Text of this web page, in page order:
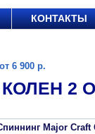
КОНТАКТЫ
6 900 р.
2
Major Craft